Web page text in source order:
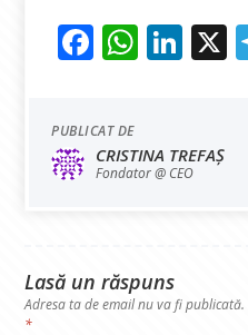
F
ce
b
o
W
sA
p
Li
dI
n
X
PUBLICAT DE
CRISTINA TREFAȘ
Fondator @ CEO
Lasă un răspuns
Adresa ta de email nu va fi publicată.
*